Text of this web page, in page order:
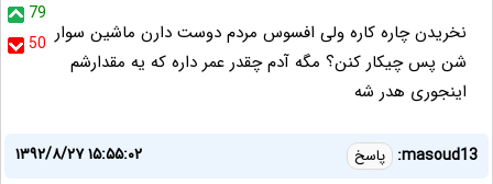
79
50 نخریدن چاره کاره ولی افسوس مردم دوست دارن ماشین سوار
شن پس چیکار کنن؟ مگه آدم چقدر عمر داره که یه مقدارشم
اینجوری هدر شه
masoud13: پاسخ
۱۳۹۲/۸/۲۷ ۱۵:۵۵:۰۲